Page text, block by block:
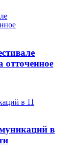
отточенное
в